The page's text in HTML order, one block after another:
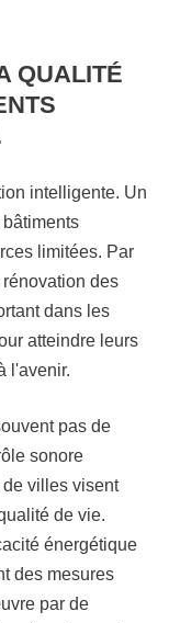
QUALITÉ
intelligente. Un
limitées. Par
des
dans les
atteindre leurs
l'avenir.
pas de
sonore
villes visent
de vie.
énergétique
des mesures
par de